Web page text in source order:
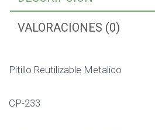
VALORACIONES (0)
Pitillo Reutilizable Metalico
CP-233